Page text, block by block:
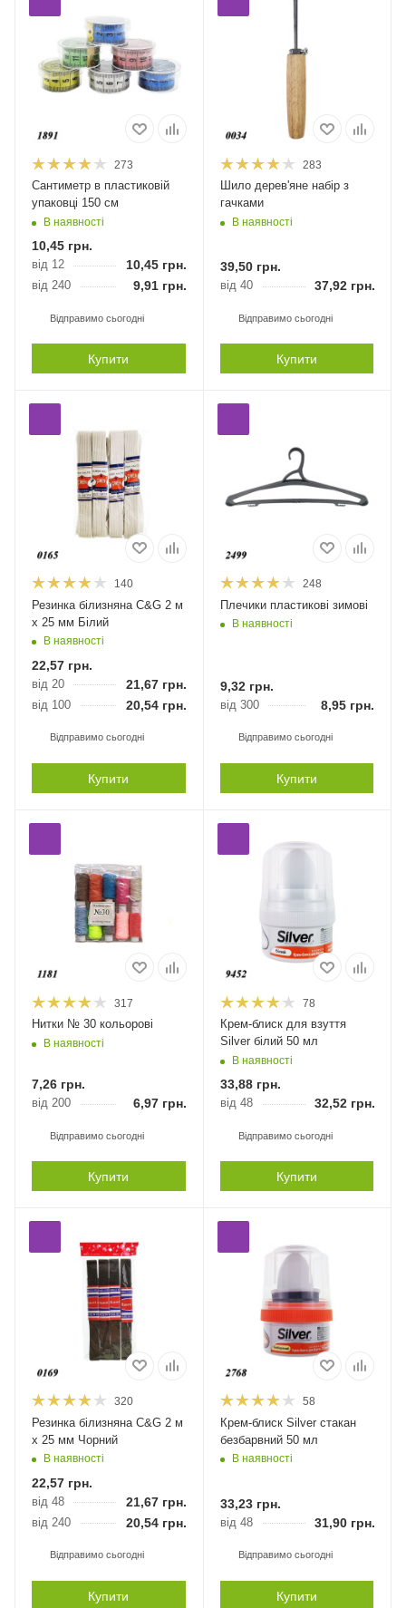
273
Сантиметр в пластиковій
упаковці 150 см
В наявності
10,45 грн.
від 12 10,45 грн.
від 240 9,91грн.
Відправимо сьогодні
Купити
283
Шило дерев'яне набір з
гачками
В наявності
39,50грн.
від 40 37,92грн.
Відправимо сьогодні
Купити
140
Резинка білизняна С&G 2 м
х 25 мм Білий
В наявності
22,57 грн.
від 20 21,67 грн.
від 100 20,54 грн.
Відправимо сьогодні
Купити
248
Плечики пластикові зимові
В наявності
9,32грн.
від 300 8,95 грн.
Відправимо сьогодні
Купити
317
Нитки № 30 кольорові
В наявності
7,26 грн.
від 200 6,97грн.
Відправимо сьогодні
Купити
78
Крем-блиск для взуття
Silver білий 50 мл
В наявності
33,88грн.
від 48 32,52грн.
Відправимо сьогодні
Купити
320
Резинка білизняна С&G 2 м
х 25 мм Чорний
В наявності
22,57 грн.
від 48 21,67 грн.
від 240 20,54 грн.
Відправимо сьогодні
Купити
58
Крем-блиск Silver стакан
безбарвний 50 мл
В наявності
33,23грн.
від 48 31,90грн.
Відправимо сьогодні
Купити